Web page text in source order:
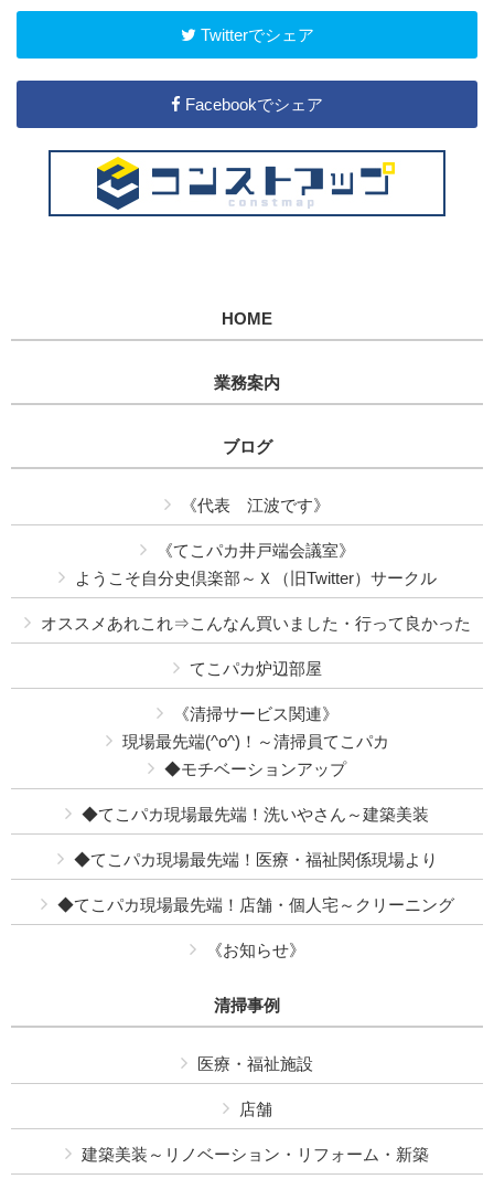
Twitterでシェア
Facebookでシェア
HOME
業務案内
ブログ
《代表 江波です》
《てこパカ井戸端会議室》
ようこそ自分史倶楽部～Ｘ（旧Twitter）サークル
オススメあれこれ⇒こんなん買いました・行って良かった
てこパカ炉辺部屋
《清掃サービス関連》
現場最先端(^o^)！～清掃員てこパカ
◆モチベーションアップ
◆てこパカ現場最先端！洗いやさん～建築美装
◆てこパカ現場最先端！医療・福祉関係現場より
◆てこパカ現場最先端！店舗・個人宅～クリーニング
《お知らせ》
清掃事例
医療・福祉施設
店舗
建築美装～リノベーション・リフォーム・新築